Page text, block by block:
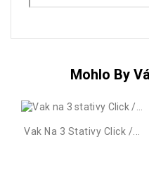
Mohlo By
Vak Na 3 Stativy Click /...